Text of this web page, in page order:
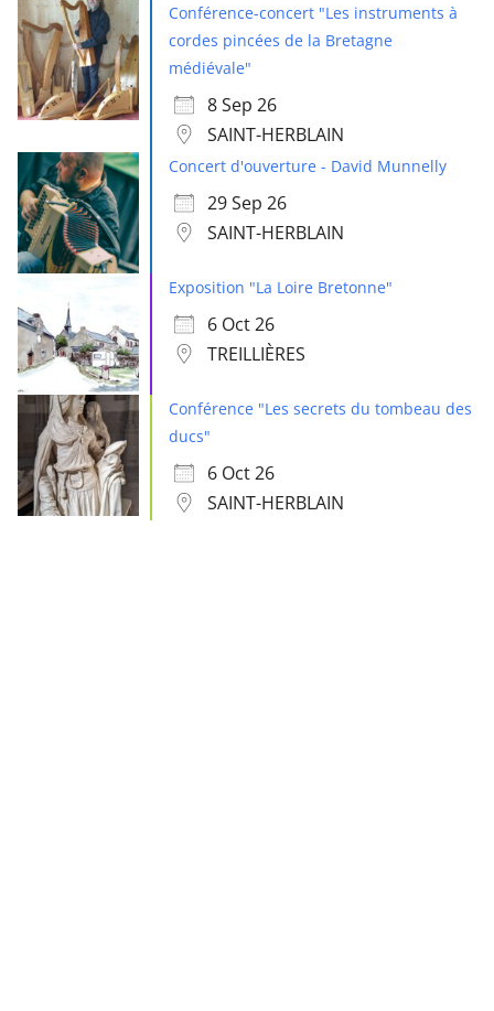
Conférence-concert "Les instruments à
cordes pincées de la Bretagne
médiévale"
8 Sep 26
SAINT-HERBLAIN
Concert d'ouverture - David Munnelly
29 Sep 26
SAINT-HERBLAIN
Exposition "La Loire Bretonne"
6 Oct 26
TREILLIÈRES
Conférence "Les secrets du tombeau des
ducs"
6 Oct 26
SAINT-HERBLAIN